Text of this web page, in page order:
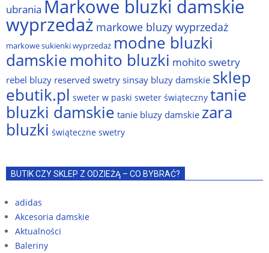
ubrania Markowe bluzki damskie
wyprzedaż markowe bluzy wyprzedaż
markowe sukienki wyprzedaż modne bluzki
damskiemohito bluzki mohito swetry
rebel bluzy reserved swetrysinsay bluzy damskie sklep
ebutik.pl sweter w paski sweter świąteczny tanie
bluzki damskie tanie bluzy damskie zara
bluzki świąteczne swetry
BUTIK CZY SKLEP Z ODZIEŻĄ – CO BYBRAĆ?
adidas
Akcesoria damskie
Aktualności
Baleriny